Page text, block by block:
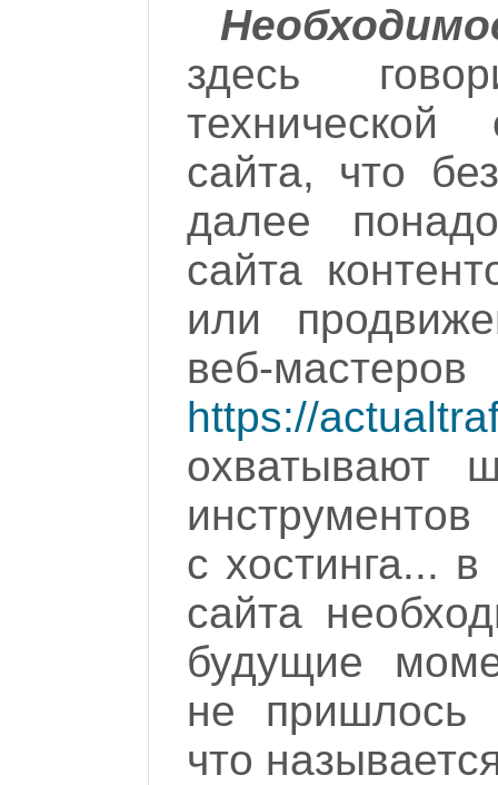
здесь
технической
сайта, что
далее
сайта
или
веб-
https://
охватывают
с хостинга...
сайта
будущие
не пришлось
что